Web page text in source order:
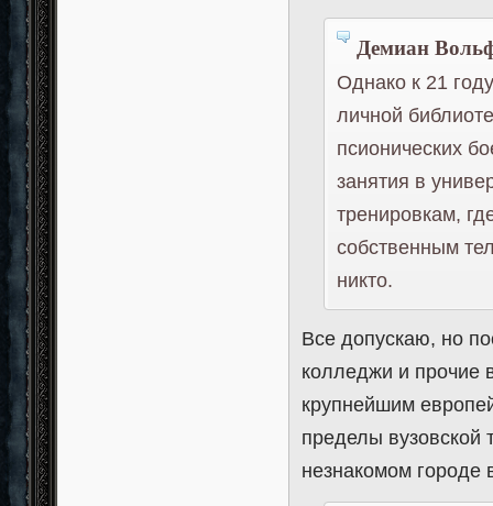
Демиан
Однако к 21
личной
псионических
занятия в
тренировкам,
собственным
никто.
Все допускаю, но
колледжи и прочие
крупнейшим
пределы вузовской
незнакомом городе